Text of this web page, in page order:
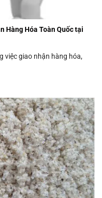
Hàng Hóa Toàn Quốc tại
việc giao nhận hàng hóa,